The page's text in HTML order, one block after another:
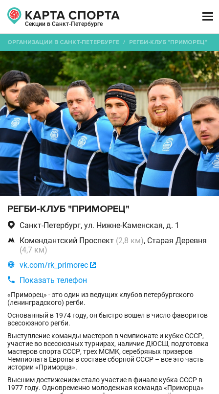
Секции в Санкт-Петербурге

ОРГАНИЗАЦИИ В САНКТ-ПЕТЕРБУРГЕ / РЕГБИ-КЛУБ "ПРИМОРЕЦ"
РЕГБИ-КЛУБ "ПРИМОРЕЦ"
 Санкт-Петербург, ул. Нижне-Каменская, д. 1
 Комендантский Проспект (2,8 км), Старая Деревня
(4,7 км)
 vk.com/rk_primorec 

Показать телефон
«Приморец» - это один из ведущих клубов петербургского
(ленинградского) регби.
Основанный в 1974 году, он быстро вошел в число фаворитов
всесоюзного регби.
Выступление команды мастеров в чемпионате и кубке СССР,
участие во всесоюзных турнирах, наличие ДЮСШ, подготовка
мастеров спорта СССР, трех МСМК, серебряных призеров
Чемпионата Европы в составе сборной СССР – все это часть
истории «Приморца».
Высшим достижением стало участие в финале кубка СССР в
1977 году. Одновременно молодежная команда «Приморца»